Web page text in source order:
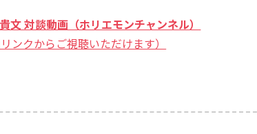
対談動画（ホリエモンチャンネル）
ンクからご視聴いただけます）